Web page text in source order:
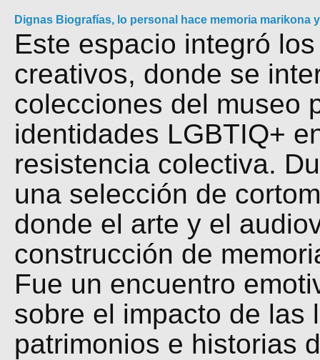
Dignas Biografías, lo personal hace memoria marikona
Este espacio integró
creativos, donde se
colecciones del museo
identidades LGBTIQ+
resistencia colectiva.
una selección de
donde el arte y el
construcción de
Fue un encuentro
sobre el impacto de las
patrimonios e historias